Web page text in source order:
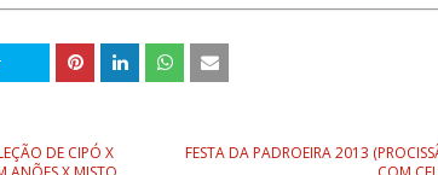
FESTA DA PADROEIRA 2013
DE CIPÓ X